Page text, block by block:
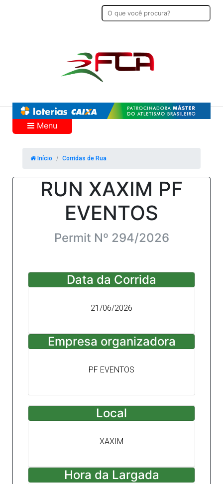
Menu
Início Corridas de Rua
RUN XAXIM PF
EVENTOS
Permit Nº 294/2026
Data da Corrida
21/06/2026
Empresa organizadora
PF EVENTOS
Local
XAXIM
Hora da Largada